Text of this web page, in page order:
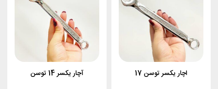
اچار یکسر توسن 17 آچار یکسر 14 توسن